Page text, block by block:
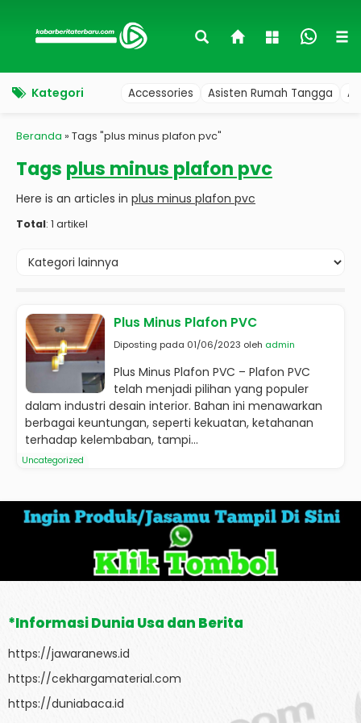
Kategori Accessories Asisten Rumah Tangga
Beranda » Tags "plus minus plafon pvc"
Tags plus minus plafon pvc
Here is an articles in plus minus plafon pvc
Total: 1 artikel
Plus Minus Plafon PVC
Diposting pada 01/06/2023 oleh admin
Plus Minus Plafon PVC – Plafon PVC
telah menjadi pilihan yang populer
dalam industri desain interior. Bahan ini menawarkan
berbagai keuntungan, seperti kekuatan, ketahanan
terhadap kelembaban, tampi...
Uncategorized
*Informasi Dunia Usa dan Berita
https://jawaranews.id
https://cekhargamaterial.com
https://duniabaca.id